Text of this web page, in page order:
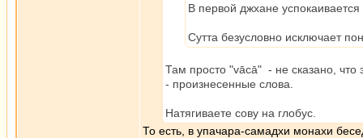
В первой джхане
Сутта безусловно исключает
Там просто "vācā" - не сказано,
- произнесенные слова.
Натягиваете сову на глобус.
То есть, в упачара-самадхи монахи